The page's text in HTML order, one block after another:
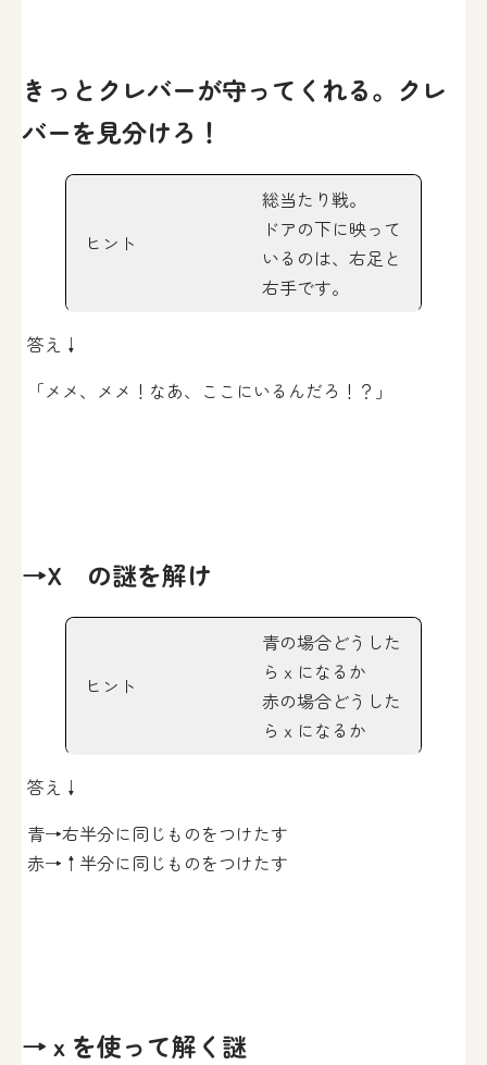
きっとクレバーが守ってくれる。クレ
バーを見分けろ！
ヒント
総当たり戦。
ドアの下に映って
いるのは、右足と
右手です。
答え↓
「メメ、メメ！なあ、ここにいるんだろ！？」
→X の謎を解け
ヒント
青の場合どうした
らｘになるか
赤の場合どうした
らｘになるか
答え↓
青→右半分に同じものをつけたす
赤→↑半分に同じものをつけたす
→ｘを使って解く謎